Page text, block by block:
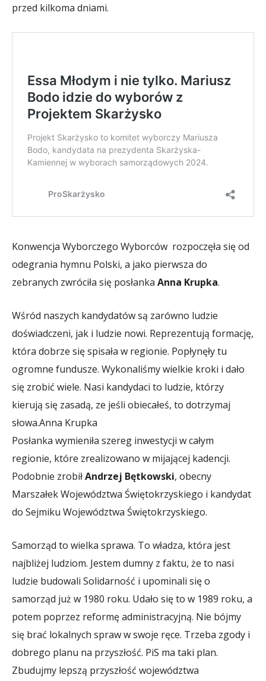
przed kilkoma dniami.
Konwencja Wyborczego Wyborców rozpoczęła się od
odegrania hymnu Polski, a jako pierwsza do
zebranych zwróciła się posłanka Anna Krupka.
Wśród naszych kandydatów są zarówno ludzie
doświadczeni, jak i ludzie nowi. Reprezentują formację,
która dobrze się spisała w regionie. Popłynęły tu
ogromne fundusze. Wykonaliśmy wielkie kroki i dało
się zrobić wiele. Nasi kandydaci to ludzie, którzy
kierują się zasadą, ze jeśli obiecałeś, to dotrzymaj
słowa.Anna Krupka
Posłanka wymieniła szereg inwestycji w całym
regionie, które zrealizowano w mijającej kadencji.
Podobnie zrobiłAndrzej Bętkowski, obecny
Marszałek Województwa Świętokrzyskiego i kandydat
do Sejmiku Województwa Świętokrzyskiego.
Samorząd to wielka sprawa. To władza, która jest
najbliżej ludziom. Jestem dumny z faktu, że to nasi
ludzie budowali Solidarność i upominali się o
samorząd już w 1980 roku. Udało się to w 1989 roku, a
potem poprzez reformę administracyjną. Nie bójmy
się brać lokalnych spraw w swoje ręce. Trzeba zgody i
dobrego planu na przyszłość. PiS ma taki plan.
Zbudujmy lepszą przyszłość województwa